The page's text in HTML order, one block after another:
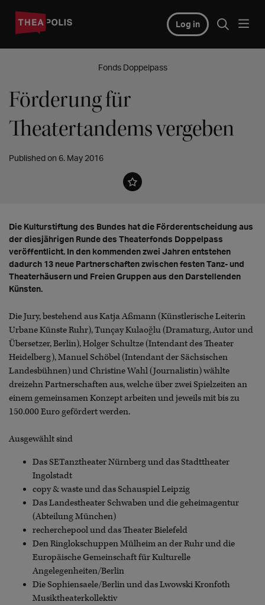
Log in
Fonds Doppelpass
Förderung für
Theatertandems vergeben
Published on 6. May 2016
Die Kulturstiftung des Bundes hat die Förderentscheidung aus
der diesjährigen Runde des Theaterfonds Doppelpass
veröffentlicht. In den kommenden zwei Jahren entstehen
dadurch 13 neue Partnerschaften zwischen festen Tanz- und
Theaterhäusern und Freien Gruppen aus den Darstellenden
Künsten.
Die Jury, bestehend aus Katja Aßmann (Künstlerische Leiterin
Urbane Künste Ruhr), Tunçay Kulaoğlu (Dramaturg, Autor und
Übersetzer, Berlin), Holger Schultze (Intendant des Theater
Heidelberg), Manuel Schöbel (Intendant der Sächsischen
Landesbühnen) und Christine Wahl (Journalistin) wählte
dreizehn Partnerschaften aus, welche über zwei Spielzeiten an
einem gemeinsamen Konzept arbeiten und jeweils mit bis zu
150.000 Euro gefördert werden.
Ausgewählt sind
Das SETanztheater Nürnberg und das Stadttheater
Ingolstadt
copy & waste und das Schauspiel Leipzig
Das Landestheater Schwaben und die geheimagentur
(Abteilung München)
recherchepool und das Theater Bielefeld
Den Ringlokschuppen Mülheim an der Ruhr und die
Europäische Gemeinschaft für Kulturelle
Angelegenheiten/Berlin
Die Sophiensaele/Berlin und das Lwowski Kronfoth
Musiktheaterkollektiv